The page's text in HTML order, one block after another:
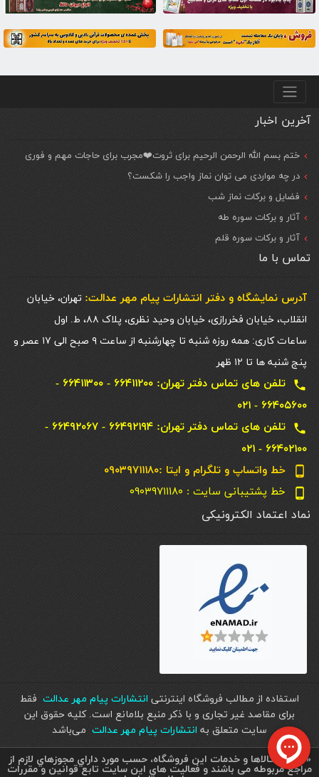
منو پایین
آخرین اخبار
ختم بسم الله الرحمن الرحیم برای ثروت❤️مجرب برای حاجات مهم و فوری
در چه مواردی می توان نماز واجب را شکست؟
فضایل و برکات نماز شب
آثار و برکات سوره طه
آثار و برکات سوره قلم
تماس با ما
آدرس نمایشگاه و دفتر انتشارات پيام مهر عدالت: تهران، خیابان
انقلاب، خیابان فخررازی، خیابان وحید نظری، پلاک ۸۸، ط. اول
ساعات کاری: همه روزه شنبه تا چهارشنبه از ساعت ۹ صبح الی ۱۷ عصر و
پنج شنبه ها تا ۱۲ ظهر
local_phone
تلفن های تماس دفتر تهران: ۶۶۴۱۱۲۰۰ - ۶۶۴۱۱۳۰۰ -
۶۶۴۰۵۶۰۰ - ۰۲۱
local_phone
تلفن های تماس دفتر تهران: ۶۶۴۹۲۱۹۴ - ۶۶۴۹۲۰۶۷ -
۶۶۴۰۲۱۰۰ - ۰۲۱
phone_android خط واتساپ و تلگرام و ایتا :۰۹۰۳۹۷۱۱۱۸۰
phone_android خط پشتیبانی سایت : ۰۹۰۳۹۷۱۱۱۸۰
نماد اعتماد الکترونیکی
استفاده از مطالب فروشگاه اینترنتی انتشارات پیام مهر عدالت فقط
برای مقاصد غیر تجاری و با ذکر منبع بلامانع است. کليه حقوق اين
سايت متعلق به انتشارات پیام مهر عدالت می‌باشد
« تمامي كالاها و خدمات اين فروشگاه، حسب مورد داراي مجوزهاي لازم از
مراجع مربوطه می باشند و فعاليت هاي اين سايت تابع قوانين و مقررات